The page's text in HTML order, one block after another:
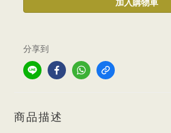
加入購物車
分享到
商品描述